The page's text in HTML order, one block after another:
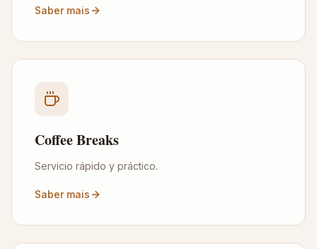
Saber mais
Coffee Breaks
Servicio rápido y práctico.
Saber mais